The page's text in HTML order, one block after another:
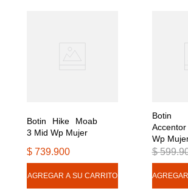
Botin Hike Moab
3 Mid Wp Mujer
$ 739.900
Wp
$ 599.